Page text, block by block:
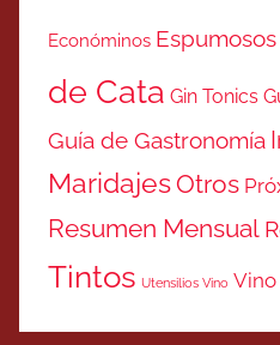
Económinos Espumosos
de Cata Gin Tonics
Guía de Gastronomía
MaridajesOtros
Resumen Mensual
Tintos Utensilios Vino